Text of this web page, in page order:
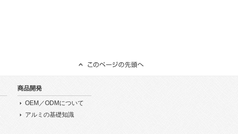
商品開発
OEM／ODMについて
アルミの基礎知識